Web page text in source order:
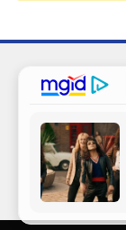
Redaksi